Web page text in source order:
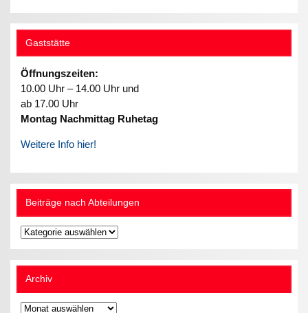
Gaststätte
Öffnungszeiten:
10.00 Uhr – 14.00 Uhr und
ab 17.00 Uhr
Montag Nachmittag Ruhetag
Weitere Info hier!
Beiträge nach Abteilungen
Beiträge
nach
Abteilungen
Archiv
Archiv